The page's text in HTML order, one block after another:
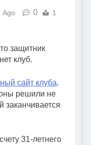
Ago 0
1
защитник
клуб.
сайт клуба.
решили не
заканчивается
31-летнего